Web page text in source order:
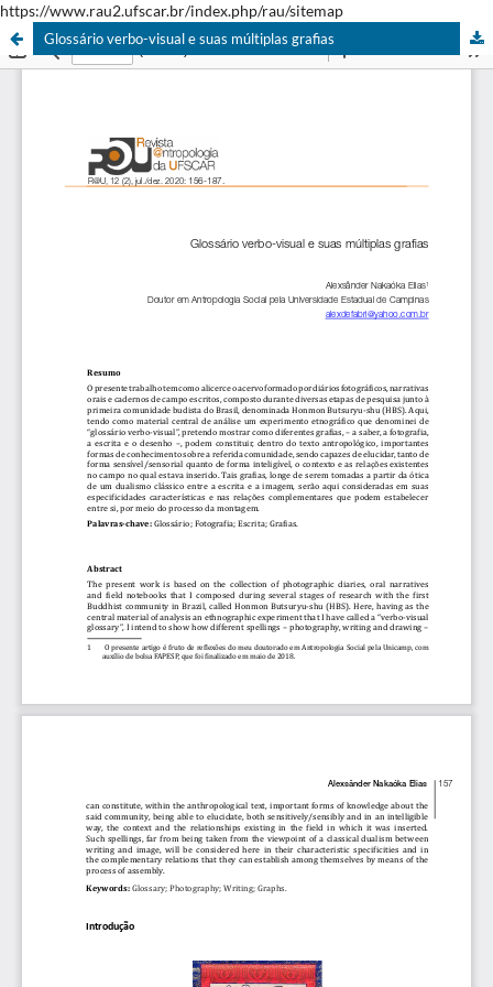
https://www.rau2.ufscar.br/index.php/rau/sitemap
Glossário verbo-visual e suas múltiplas grafias